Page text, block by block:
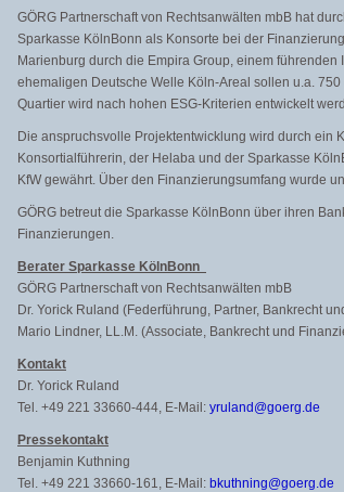
GÖRG Partnerschaft von Rechtsanwälten mbB hat
Sparkasse KölnBonn als Konsorte bei der
Marienburg durch die Empira Group, einem
ehemaligen Deutsche Welle Köln-Areal sollen u.a.
Quartier wird nach hohen ESG-Kriterien entwickelt
Die anspruchsvolle Projektentwicklung wird durch ein
Konsortialführerin, der Helaba und der Sparkasse
KfW gewährt. Über den Finanzierungsumfang wurde
GÖRG betreut die Sparkasse KölnBonn über ihren
Finanzierungen.
Berater Sparkasse KölnBonn
GÖRG Partnerschaft von Rechtsanwälten mbB
Dr. Yorick Ruland (Federführung, Partner, Bankrecht
Mario Lindner, LL.M. (Associate, Bankrecht und
Kontakt
Dr. Yorick Ruland
Tel. +49 221 33660-444, E-Mail: yruland@goerg.de
Pressekontakt
Benjamin Kuthning
Tel. +49 221 33660-161, E-Mail: bkuthning@goerg.de